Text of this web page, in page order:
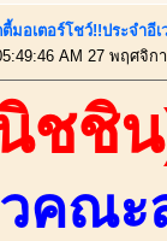
มอเตอร์โชว์!!ประจำอี
AM 27 พฤศจิก
ชชิ
คณ